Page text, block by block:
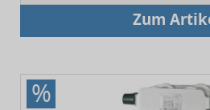
Zum
%